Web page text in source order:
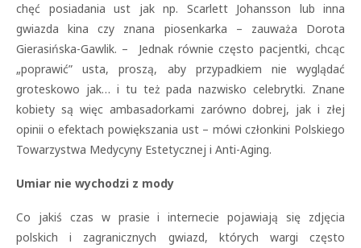
chęć posiadania ust jak np. Scarlett Johansson lub inna
gwiazda kina czy znana piosenkarka – zauważa Dorota
Gierasińska-Gawlik. – Jednak równie często pacjentki, chcąc
„poprawić” usta, proszą, aby przypadkiem nie wyglądać
groteskowo jak… i tu też pada nazwisko celebrytki. Znane
kobiety są więc ambasadorkami zarówno dobrej, jak i złej
opinii o efektach powiększania ust – mówi członkini Polskiego
Towarzystwa Medycyny Estetycznej i Anti-Aging.
Umiar nie wychodzi z mody
Co jakiś czas w prasie i internecie pojawiają się zdjęcia
polskich i zagranicznych gwiazd, których wargi często